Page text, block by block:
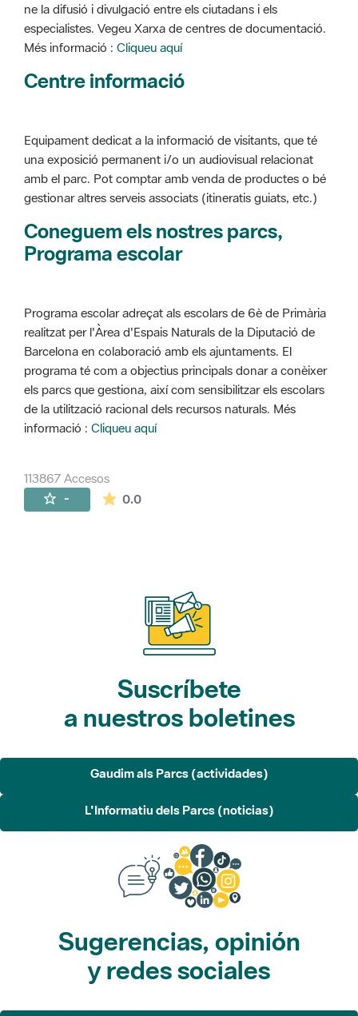
ne la difusió i divulgació entre els ciutadans i els
especialistes. Vegeu Xarxa de centres de documentació.
Més informació : Cliqueu aquí
Centre informació
Equipament dedicat a la informació de visitants, que té
una exposició permanent i/o un audiovisual relacionat
amb el parc. Pot comptar amb venda de productes o bé
gestionar altres serveis associats (itineratis guiats, etc.)
Coneguem els nostres parcs,
Programa escolar
Programa escolar adreçat als escolars de 6è de Primària
realitzat per l'Àrea d'Espais Naturals de la Diputació de
Barcelona en colaboració amb els ajuntaments. El
programa té com a objectius principals donar a conèixer
els parcs que gestiona, així com sensibilitzar els escolars
de la utilització racional dels recursos naturals. Més
informació : Cliqueu aquí
113867 Accesos
- 0.0La valoración media es de 0 estrellas de
Suscríbete
a nuestros boletines
Gaudim als Parcs (actividades)
L'Informatiu dels Parcs (noticias)
Sugerencias, opinión
y redes sociales